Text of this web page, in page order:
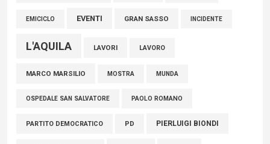
EMICICLO EVENTI GRAN SASSO INCIDENTE
L'AQUILA LAVORI LAVORO
MARCO MARSILIO MOSTRA MUNDA
OSPEDALE SAN SALVATORE PAOLO ROMANO
PARTITO DEMOCRATICO PD PIERLUIGI BIONDI